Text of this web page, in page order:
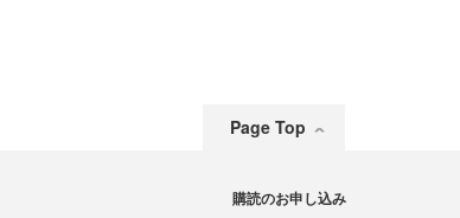
Page Top
購読のお申し込み